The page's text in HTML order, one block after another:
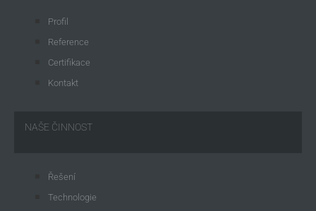
Profil
Reference
Certifikace
Kontakt
NAŠE ČINNOST
Řešení
Technologie